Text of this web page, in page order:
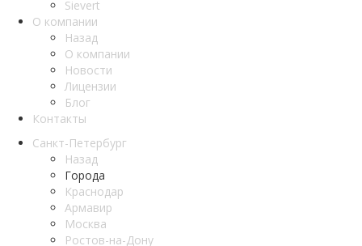
Sievert
О компании
Назад
О компании
Новости
Лицензии
Блог
Контакты
Санкт-Петербург
Назад
Города
Краснодар
Армавир
Москва
Ростов-на-Дону